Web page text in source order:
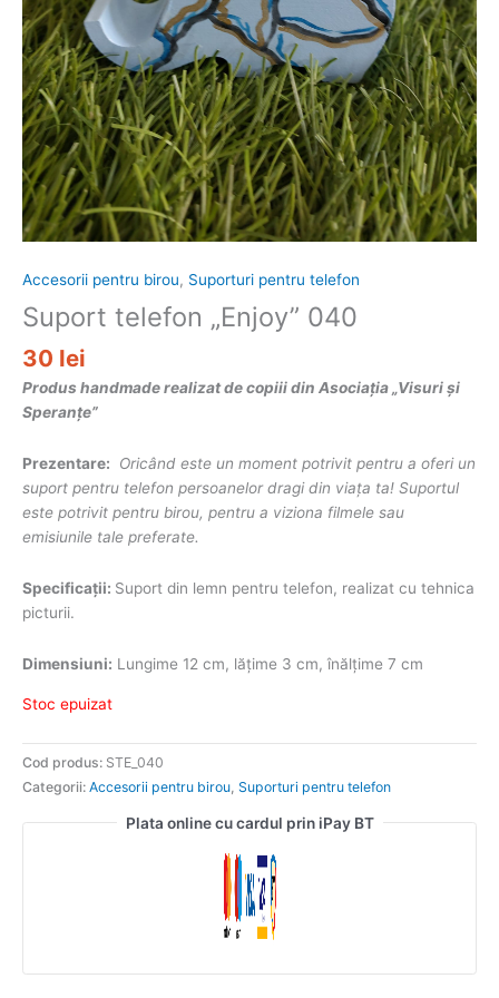
Accesorii pentru birou, Suporturi pentru telefon
Suport telefon „Enjoy” 040
30 lei
Produs handmade realizat de copiii din Asociația „Visuri și
Speranțe”
Prezentare:
Oricând este un moment potrivit pentru a oferi un
suport pentru telefon persoanelor dragi din viața ta! Suportul
este potrivit pentru birou, pentru a viziona filmele sau
emisiunile tale preferate.
Specificații: Suport din lemn pentru telefon, realizat cu tehnica
picturii.
Dimensiuni: Lungime 12 cm, lățime 3 cm, înălțime 7 cm
Stoc epuizat
Cod produs: STE_040
Categorii: Accesorii pentru birou Suporturi pentru telefon
Plata online cu cardul prin iPay BT